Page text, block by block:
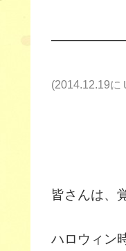
(2014.12.19に
皆さんは、
ハロウィン